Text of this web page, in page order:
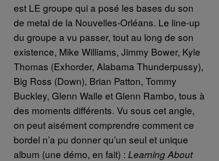
est LE groupe qui a posé les bases du son
de metal de la Nouvelles-Orléans. Le line-up
du groupe a vu passer, tout au long de son
existence, Mike Williams, Jimmy Bower, Kyle
Thomas (Exhorder, Alabama Thunderpussy),
Big Ross (Down), Brian Patton, Tommy
Buckley, Glenn Walle et Glenn Rambo, tous à
des moments différents. Vu sous cet angle,
on peut aisément comprendre comment ce
bordel n’a pu donner qu’un seul et unique
album (une démo, en fait) : Learning About